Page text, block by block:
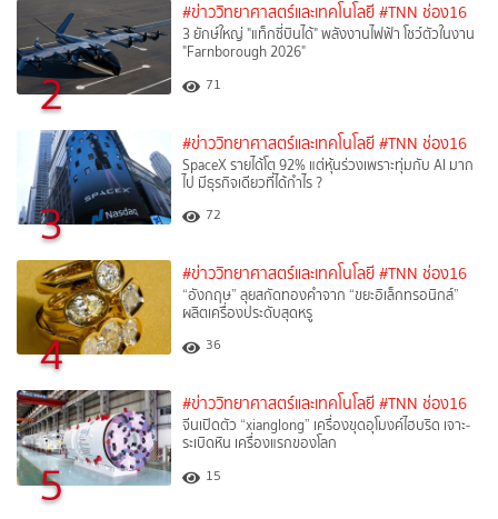
2
#ข่าววิทยาศาสตร์และเทคโนโลยี #TNN ช่อง16
3 ยักษ์ใหญ่ "แท็กซี่บินได้" พลังงานไฟฟ้า โชว์ตัวในงาน
"Farnborough 2026"
71
3
#ข่าววิทยาศาสตร์และเทคโนโลยี #TNN ช่อง16
SpaceX รายได้โต 92% แต่หุ้นร่วงเพราะทุ่มกับ AI มาก
ไป มีธุรกิจเดียวที่ได้กำไร ?
72
4
#ข่าววิทยาศาสตร์และเทคโนโลยี #TNN ช่อง16
“อังกฤษ” ลุยสกัดทองคำจาก “ขยะอิเล็กทรอนิกส์”
ผลิตเครื่องประดับสุดหรู
36
5
#ข่าววิทยาศาสตร์และเทคโนโลยี #TNN ช่อง16
จีนเปิดตัว “xianglong” เครื่องขุดอุโมงค์ไฮบริด เจาะ-
ระเบิดหิน เครื่องแรกของโลก
15